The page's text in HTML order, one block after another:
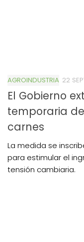
AGROINDUSTRIA 22
El Gobierno
temporaria
carnes
La medida se
para estimular el
tensión cambiaria.